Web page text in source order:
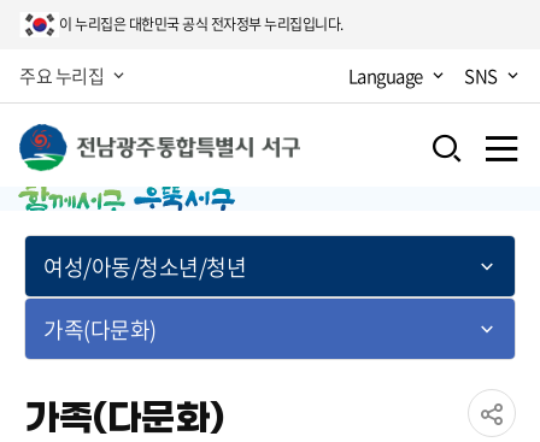
이 누리집은 대한민국 공식 전자정부 누리집입니다.
주요 누리집 Language SNS
가족(다문화)
여성/아동/청소년/청년
가족(다문화)